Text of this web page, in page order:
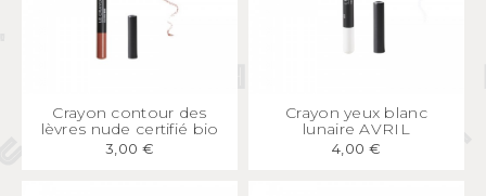
APERÇU RAPIDE
Crayon contour des
lèvres nude certifié bio
3,00 €
APERÇU RAPIDE
Crayon yeux blanc
lunaire AVRIL
4,00 €